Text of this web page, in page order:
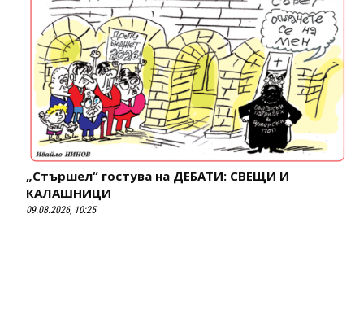
„Стършел“ гостува на ДЕБАТИ: СВЕЩИ И
КАЛАШНИЦИ
09.08.2026, 10:25